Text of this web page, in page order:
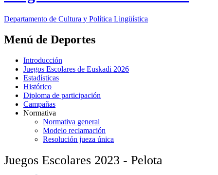
Departamento de Cultura y Política Lingüística
Menú de Deportes
Introducción
Juegos Escolares de Euskadi 2026
Estadísticas
Histórico
Diploma de participación
Campañas
Normativa
Normativa general
Modelo reclamación
Resolución jueza única
Juegos Escolares 2023 - Pelota